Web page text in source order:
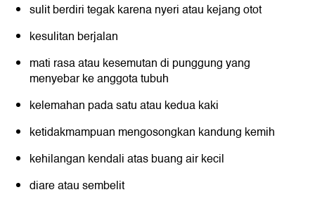
sulit berdiri tegak karena nyeri atau kejang otot
kesulitan berjalan
mati rasa atau kesemutan di punggung yang
menyebar ke anggota tubuh
kelemahan pada satu atau kedua kaki
ketidakmampuan mengosongkan kandung kemih
kehilangan kendali atas buang air kecil
diare atau sembelit